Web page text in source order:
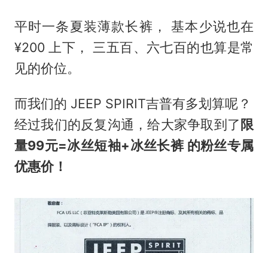
平时一条夏装薄款长裤， 基本少说也在
¥200 上下， 三五百、六七百的也算是常
见的价位。
而我们的 JEEP SPIRIT吉普有多划算呢？
经过我们的反复沟通，给大家争取到了限
量99元=冰丝短袖+冰丝长裤 的粉丝专属
优惠价！